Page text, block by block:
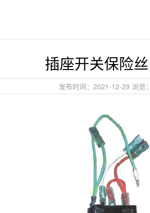
插座开关保险
发布时间：2021-12-29 浏览